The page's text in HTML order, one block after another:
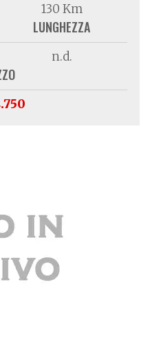
130 Km
LUNGHEZZA
n.d.